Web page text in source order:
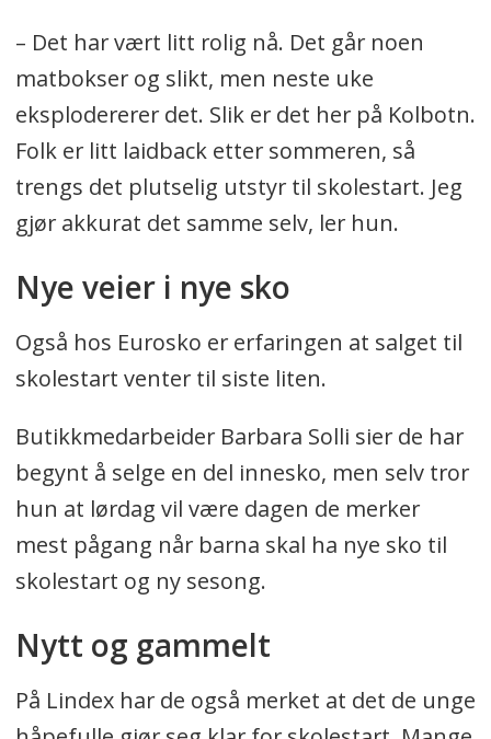
– Det har vært litt rolig nå. Det går noen
matbokser og slikt, men neste uke
eksplodererer det. Slik er det her på Kolbotn.
Folk er litt laidback etter sommeren, så
trengs det plutselig utstyr til skolestart. Jeg
gjør akkurat det samme selv, ler hun.
Nye veier i nye sko
Også hos Eurosko er erfaringen at salget til
skolestart venter til siste liten.
Butikkmedarbeider Barbara Solli sier de har
begynt å selge en del innesko, men selv tror
hun at lørdag vil være dagen de merker
mest pågang når barna skal ha nye sko til
skolestart og ny sesong.
Nytt og gammelt
På Lindex har de også merket at det de unge